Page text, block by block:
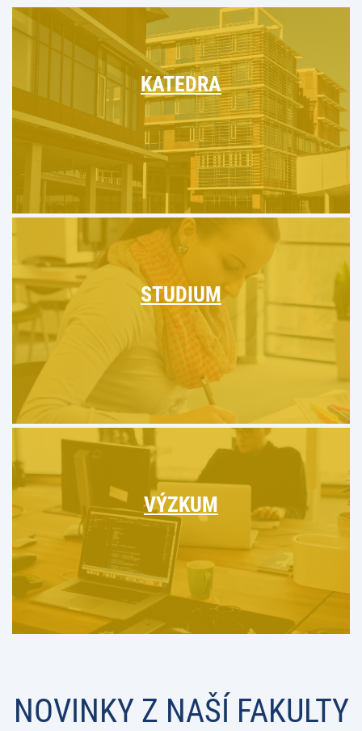
KATEDRA
STUDIUM
VÝZKUM
NOVINKY Z NAŠÍ FAKULTY